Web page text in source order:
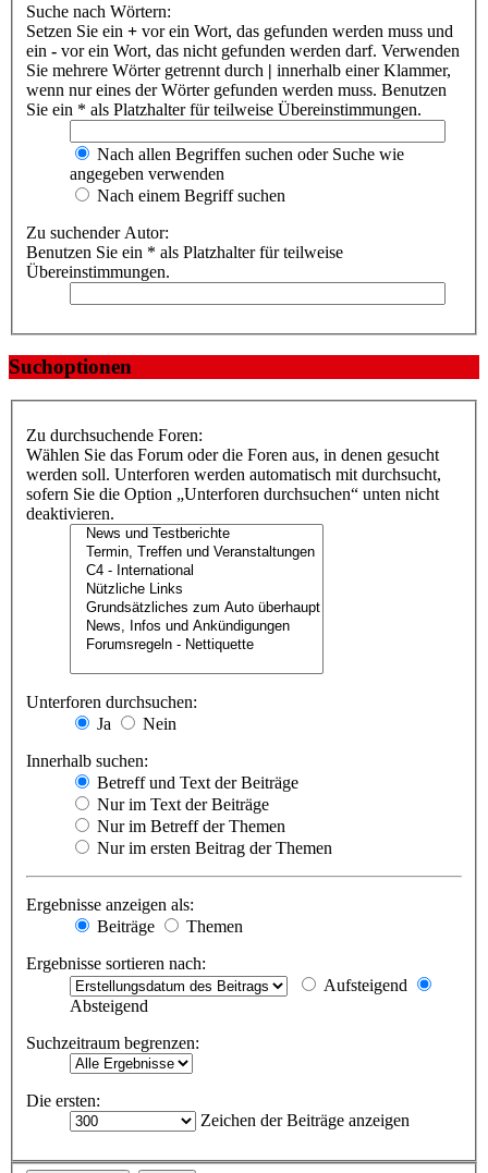
Suche nach Wörtern:
Setzen Sie ein + vor ein Wort, das gefunden werden muss und
ein - vor ein Wort, das nicht gefunden werden darf. Verwenden
Sie mehrere Wörter getrennt durch | innerhalb einer Klammer,
wenn nur eines der Wörter gefunden werden muss. Benutzen
Sie ein * als Platzhalter für teilweise Übereinstimmungen.
Nach allen Begriffen suchen oder Suche wie
angegeben verwenden
Nach einem Begriff suchen
Zu suchender Autor:
Benutzen Sie ein * als Platzhalter für teilweise
Übereinstimmungen.
Suchoptionen
Zu durchsuchende Foren:
Wählen Sie das Forum oder die Foren aus, in denen gesucht
werden soll. Unterforen werden automatisch mit durchsucht,
sofern Sie die Option „Unterforen durchsuchen“ unten nicht
deaktivieren.
Unterforen durchsuchen:
Ja
Nein
Innerhalb suchen:
Betreff und Text der Beiträge
Nur im Text der Beiträge
Nur im Betreff der Themen
Nur im ersten Beitrag der Themen
Ergebnisse anzeigen als:
Beiträge
Themen
Ergebnisse sortieren nach:
Aufsteigend
Absteigend
Suchzeitraum begrenzen:
Die ersten:
Zeichen der Beiträge anzeigen